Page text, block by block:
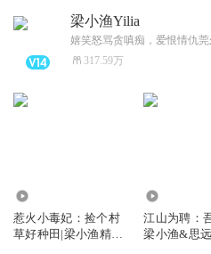
梁小渔Yilia
嬉笑怒骂贪嗔痴，爱恨情仇莞
317.59万
惹火小毒妃：捡个村
草好种田|梁小渔精品
江山为聘：
梁小渔&思远